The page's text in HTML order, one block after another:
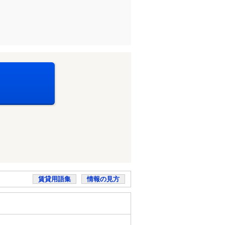
賃貸用語集 情報の見方